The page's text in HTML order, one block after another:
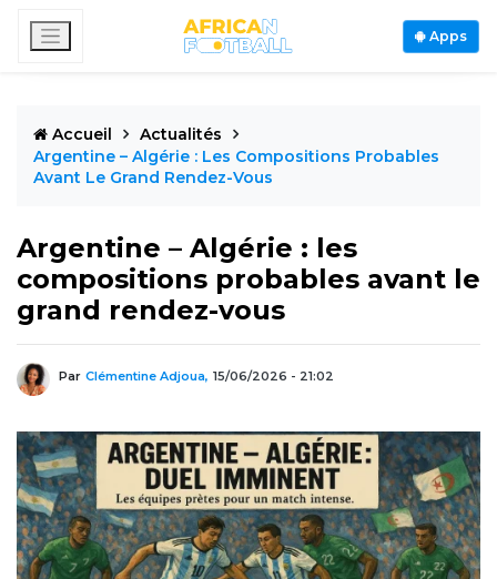
Apps
Accueil
Actualités
Argentine – Algérie : Les Compositions Probables
Avant Le Grand Rendez-Vous
Argentine – Algérie : les
compositions probables avant le
grand rendez-vous
Par Clémentine Adjoua, 15/06/2026 - 21:02